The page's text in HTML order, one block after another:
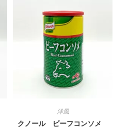
洋風
クノール ビーフコンソメ